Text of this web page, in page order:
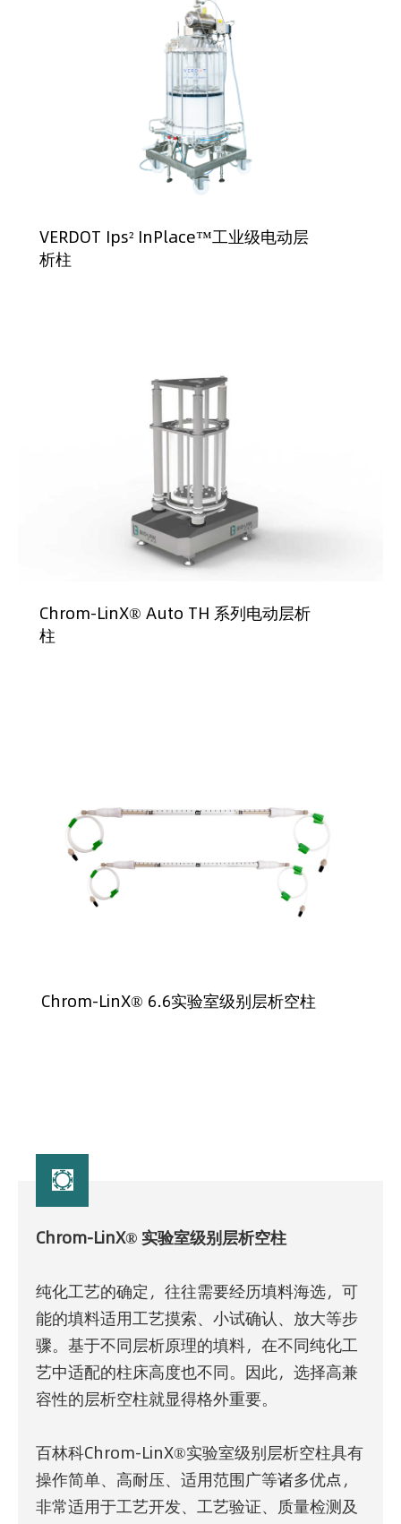
VERDOT Ips² InPlace™工业级电动层
析柱
Chrom-LinX® Auto TH 系列电动层析
柱
Chrom-LinX® 6.6实验室级别层析空柱

Chrom-LinX® 实验室级别层析空柱
纯化工艺的确定，往往需要经历填料海选，可
能的填料适用工艺摸索、小试确认、放大等步
骤。基于不同层析原理的填料，在不同纯化工
艺中适配的柱床高度也不同。因此，选择高兼
容性的层析空柱就显得格外重要。
百林科Chrom-LinX®实验室级别层析空柱具有
操作简单、高耐压、适用范围广等诸多优点，
非常适用于工艺开发、工艺验证、质量检测及